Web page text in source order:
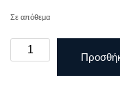
Σε απόθεμα
Μετάλλιο
Βουλής